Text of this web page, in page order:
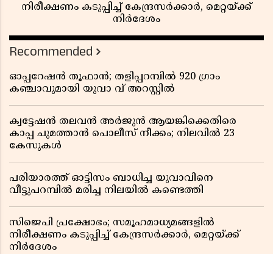
നിരീക്ഷണം കടുപ്പിച്ച് കേന്ദ്രസർക്കാർ, മെറ്റയ്ക്ക്
നിർദേശം
Recommended
ഓപ്പറേഷൻ തൂഫാൻ; തളിപ്പറമ്പിൽ 920 ഗ്രാം
കഞ്ചാവുമായി യുവാ വ് അറസ്റ്റിൽ
ക്വട്ടേഷൻ തലവൻ അർജുൻ ആയങ്കിക്കെതിരെ
കാപ്പ ചുമത്താൻ പൊലീസ് നീക്കം; നിലവിൽ 23
കേസുകൾ
പരിയാരത്ത് ഓട്ടിസം ബാധിച്ച യുവാവിനെ
വീട്ടുപറമ്പിൽ മരിച്ച നിലയിൽ കണ്ടെത്തി
സിജെപി പ്രക്ഷോഭം; സമൂഹമാധ്യമങ്ങളിൽ
നിരീക്ഷണം കടുപ്പിച്ച് കേന്ദ്രസർക്കാർ, മെറ്റയ്ക്ക്
നിർദേശം